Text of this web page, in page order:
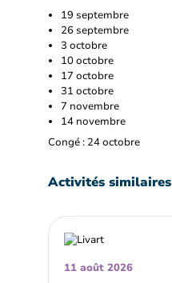
19 septembre
26 septembre
3 octobre
10 octobre
17 octobre
31 octobre
7 novembre
14 novembre
Congé : 24 octobre
Activités similaires
11 août 2026